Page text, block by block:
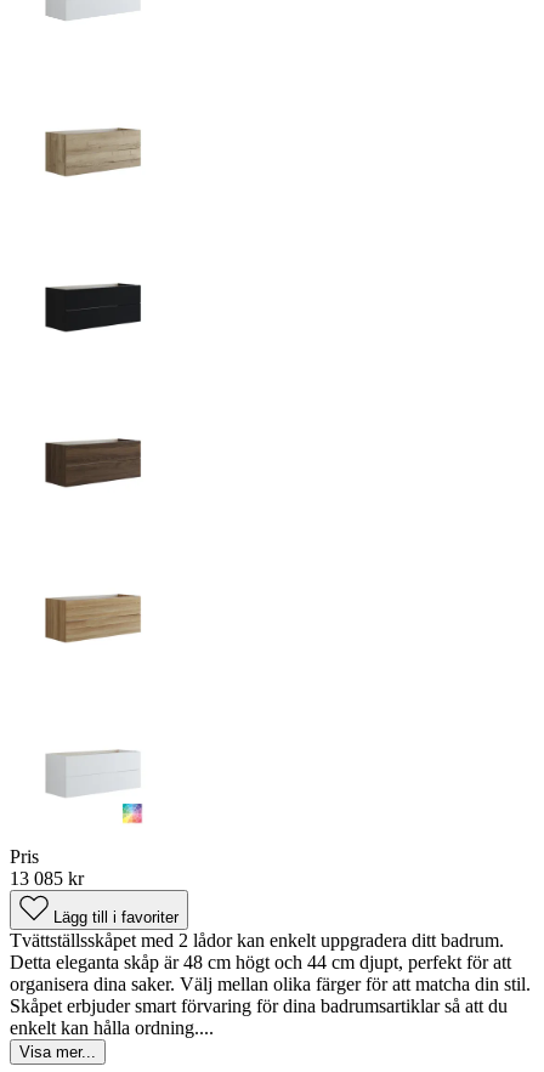
Pris
13 085 kr
Lägg till i favoriter
Tvättställsskåpet med 2 lådor kan enkelt uppgradera ditt badrum.
Detta eleganta skåp är 48 cm högt och 44 cm djupt, perfekt för att
organisera dina saker. Välj mellan olika färger för att matcha din stil.
Skåpet erbjuder smart förvaring för dina badrumsartiklar så att du
enkelt kan hålla ordning....
Visa mer...